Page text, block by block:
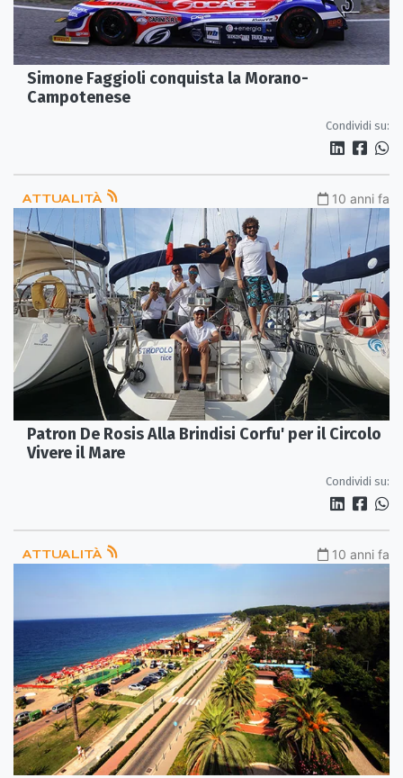
Simone Faggioli conquista la Morano-
Campotenese
Condividi su:
ATTUALITÀ 10 anni fa
Patron De Rosis Alla Brindisi Corfu' per il Circolo
Condividi su:
ATTUALITÀ 10 anni fa